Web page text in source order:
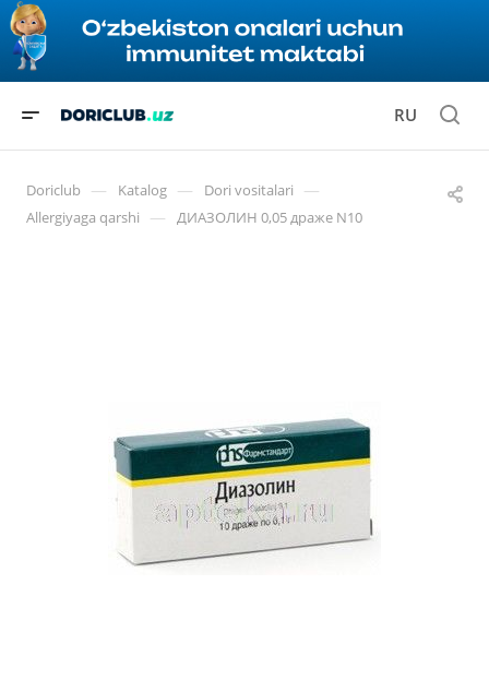
RU
Doriclub — Katalog — Dori vositalari —
Allergiyaga qarshi — ДИАЗОЛИН 0,05 драже N10